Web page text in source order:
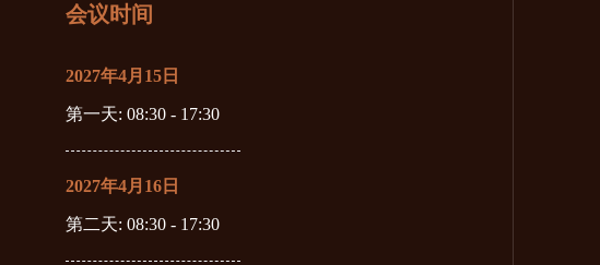
会议时间
2027年4月15日
第一天: 08:30 - 17:30
2027年4月16日
第二天: 08:30 - 17:30